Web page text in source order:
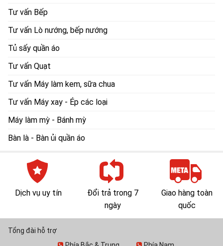
Tư vấn Bếp
Tư vấn Lò nướng, bếp nướng
Tủ sấy quần áo
Tư vấn Quạt
Tư vấn Máy làm kem, sữa chua
Tư vấn Máy xay - Ép các loại
Máy làm mỳ - Bánh mỳ
Bàn là - Bàn ủi quần áo
Dịch vụ uy tín
Đổi trả trong 7
ngày
Giao hàng toàn
quốc
Tổng đài hỗ trợ